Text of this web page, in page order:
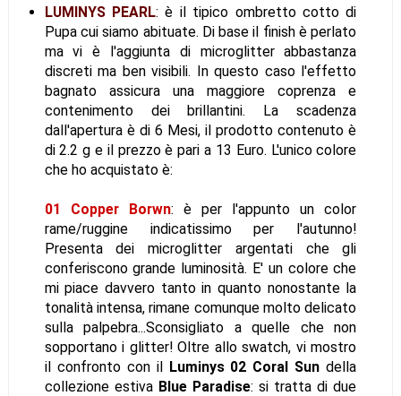
LUMINYS PEARL: è il tipico ombretto cotto di
Pupa cui siamo abituate. Di base il finish è perlato
ma vi è l'aggiunta di microglitter abbastanza
discreti ma ben visibili. In questo caso l'effetto
bagnato assicura una maggiore coprenza e
contenimento dei brillantini. La scadenza
dall'apertura è di 6 Mesi, il prodotto contenuto è
di 2.2 g e il prezzo è pari a 13 Euro. L'unico colore
che ho acquistato è:
01 Copper Borwn: è per l'appunto un color
rame/ruggine indicatissimo per l'autunno!
Presenta dei microglitter argentati che gli
conferiscono grande luminosità. E' un colore che
mi piace davvero tanto in quanto nonostante la
tonalità intensa, rimane comunque molto delicato
sulla palpebra...Sconsigliato a quelle che non
sopportano i glitter! Oltre allo swatch, vi mostro
il confronto con il Luminys 02 Coral Sun della
collezione estiva Blue Paradise: si tratta di due